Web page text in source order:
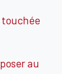
au